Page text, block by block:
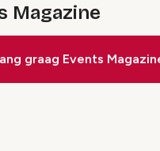
Magazine
graag Events